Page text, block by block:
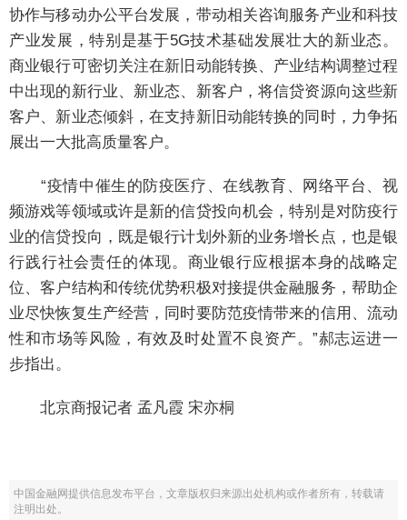
协作与移动办公平台发展，带动相关咨询服务产业和科技
产业发展，特别是基于5G技术基础发展壮大的新业态。
商业银行可密切关注在新旧动能转换、产业结构调整过程
中出现的新行业、新业态、新客户，将信贷资源向这些新
客户、新业态倾斜，在支持新旧动能转换的同时，力争拓
展出一大批高质量客户。
“疫情中催生的防疫医疗、在线教育、网络平台、视
频游戏等领域或许是新的信贷投向机会，特别是对防疫行
业的信贷投向，既是银行计划外新的业务增长点，也是银
行践行社会责任的体现。商业银行应根据本身的战略定
位、客户结构和传统优势积极对接提供金融服务，帮助企
业尽快恢复生产经营，同时要防范疫情带来的信用、流动
性和市场等风险，有效及时处置不良资产。”郝志运进一
步指出。
北京商报记者 孟凡霞 宋亦桐
中国金融网提供信息发布平台，文章版权归来源出处机构或作者所有，转载请
注明出处。